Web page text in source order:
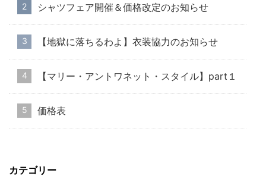
シャツフェア開催＆価格改定のお知らせ
【地獄に落ちるわよ】衣装協力のお知らせ
【マリー・アントワネット・スタイル】part１
価格表
カテゴリー